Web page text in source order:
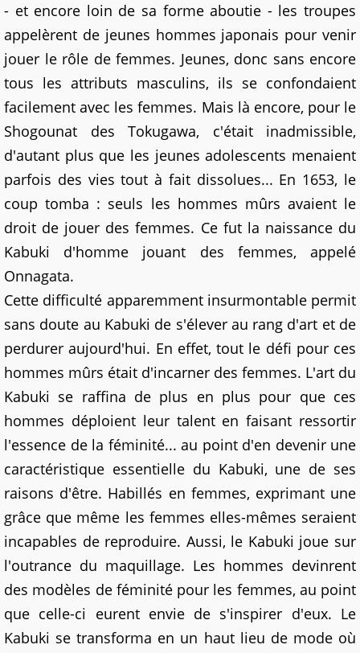
- et encore loin de sa forme aboutie - les troupes
appelèrent de jeunes hommes japonais pour venir
jouer le rôle de femmes. Jeunes, donc sans encore
tous les attributs masculins, ils se confondaient
facilement avec les femmes. Mais là encore, pour le
Shogounat des Tokugawa, c'était inadmissible,
d'autant plus que les jeunes adolescents menaient
parfois des vies tout à fait dissolues... En 1653, le
coup tomba : seuls les hommes mûrs avaient le
droit de jouer des femmes. Ce fut la naissance du
Kabuki d'homme jouant des femmes, appelé
Onnagata.
Cette difficulté apparemment insurmontable permit
sans doute au Kabuki de s'élever au rang d'art et de
perdurer aujourd'hui. En effet, tout le défi pour ces
hommes mûrs était d'incarner des femmes. L'art du
Kabuki se raffina de plus en plus pour que ces
hommes déploient leur talent en faisant ressortir
l'essence de la féminité... au point d'en devenir une
caractéristique essentielle du Kabuki, une de ses
raisons d'être. Habillés en femmes, exprimant une
grâce que même les femmes elles-mêmes seraient
incapables de reproduire. Aussi, le Kabuki joue sur
l'outrance du maquillage. Les hommes devinrent
des modèles de féminité pour les femmes, au point
que celle-ci eurent envie de s'inspirer d'eux. Le
Kabuki se transforma en un haut lieu de mode où